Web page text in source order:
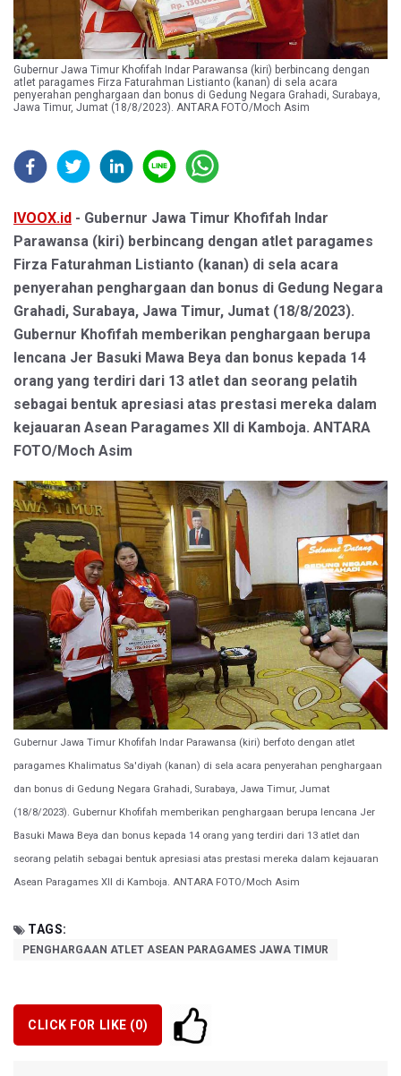
Gubernur Jawa Timur Khofifah Indar Parawansa (kiri) berbincang dengan
atlet paragames Firza Faturahman Listianto (kanan) di sela acara
penyerahan penghargaan dan bonus di Gedung Negara Grahadi, Surabaya,
Jawa Timur, Jumat (18/8/2023). ANTARA FOTO/Moch Asim
IVOOX.id - Gubernur Jawa Timur Khofifah Indar
Parawansa (kiri) berbincang dengan atlet paragames
Firza Faturahman Listianto (kanan) di sela acara
penyerahan penghargaan dan bonus di Gedung Negara
Grahadi, Surabaya, Jawa Timur, Jumat (18/8/2023).
Gubernur Khofifah memberikan penghargaan berupa
lencana Jer Basuki Mawa Beya dan bonus kepada 14
orang yang terdiri dari 13 atlet dan seorang pelatih
sebagai bentuk apresiasi atas prestasi mereka dalam
kejauaran Asean Paragames XII di Kamboja. ANTARA
FOTO/Moch Asim
Gubernur Jawa Timur Khofifah Indar Parawansa (kiri) berfoto dengan atlet
paragames Khalimatus Sa'diyah (kanan) di sela acara penyerahan penghargaan
dan bonus di Gedung Negara Grahadi, Surabaya, Jawa Timur, Jumat
(18/8/2023). Gubernur Khofifah memberikan penghargaan berupa lencana Jer
Basuki Mawa Beya dan bonus kepada 14 orang yang terdiri dari 13 atlet dan
seorang pelatih sebagai bentuk apresiasi atas prestasi mereka dalam kejauaran
Asean Paragames XII di Kamboja. ANTARA FOTO/Moch Asim
TAGS:
PENGHARGAAN ATLET ASEAN PARAGAMES JAWA TIMUR
CLICK FOR LIKE (0)